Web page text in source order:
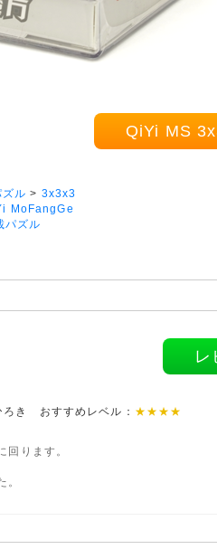
QiYi MS
ズル > 3x3x3
MoFangGe
パズル
レ
き おすすめレベル： ★★★★
回ります。
。